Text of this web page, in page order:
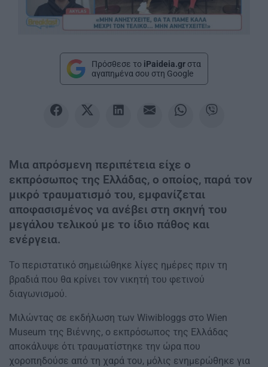
Πρόσθεσε το iPaideia.gr στα
αγαπημένα σου στη Google
Μια απρόσμενη περιπέτεια είχε ο
εκπρόσωπος της Ελλάδας, ο οποίος, παρά τον
μικρό τραυματισμό του, εμφανίζεται
αποφασισμένος να ανέβει στη σκηνή του
μεγάλου τελικού με το ίδιο πάθος και
ενέργεια.
Το περιστατικό σημειώθηκε λίγες ημέρες πριν τη
βραδιά που θα κρίνει τον νικητή του φετινού
διαγωνισμού.
Μιλώντας σε εκδήλωση των Wiwibloggs στο Wien
Museum της Βιέννης, ο εκπρόσωπος της Ελλάδας
αποκάλυψε ότι τραυματίστηκε την ώρα που
χοροπηδούσε από τη χαρά του, μόλις ενημερώθηκε για